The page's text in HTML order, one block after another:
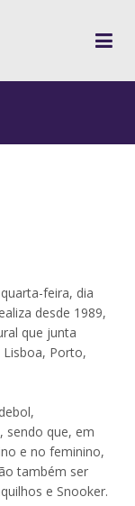
feira, dia
desde 1989,
que junta
Lisboa, Porto,
sendo que, em
e no feminino,
também ser
e Snooker.